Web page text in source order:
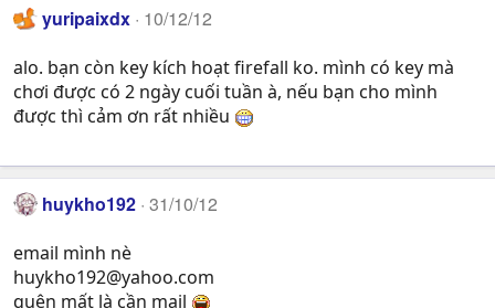
yuripaixdx 10/12/12
alo. bạn còn key kích hoạt firefall ko. mình có key mà
chơi được có 2 ngày cuối tuần à, nếu bạn cho mình
được thì cảm ơn rất nhiều
huykho192 31/10/12
email mình nè
huykho192@yahoo.com
quên mất là cần mail